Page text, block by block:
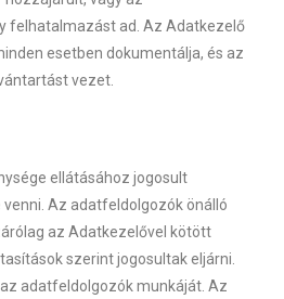
felhatalmazást ad. Az Adatkezelő
esetben dokumentálja, és az
vezet.
ellátásához jogosult
Az adatfeldolgozók önálló
az Adatkezelővel kötött
szerint jogosultak eljárni.
adatfeldolgozók munkáját. Az